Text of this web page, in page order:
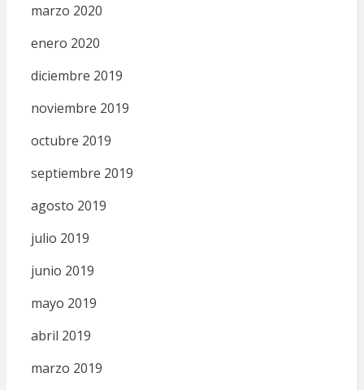
marzo 2020
enero 2020
diciembre 2019
noviembre 2019
octubre 2019
septiembre 2019
agosto 2019
julio 2019
junio 2019
mayo 2019
abril 2019
marzo 2019